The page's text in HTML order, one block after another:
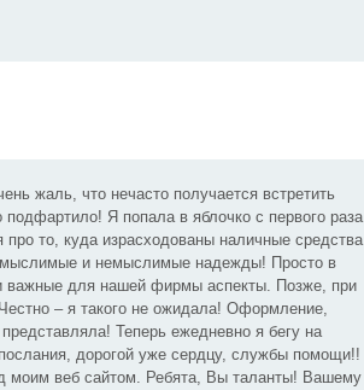
жаль, что нечасто получается встретить
Я попала в яблочко с первого раза
то, куда израсходованы наличные средства
мыслимые и немыслимые надежды! Просто в
важные для нашей фирмы аспекты. Позже, при
– я такого не ожидала! Оформление,
Теперь ежедневно я бегу на
дорогой уже сердцу, службы помощи!!
моим веб сайтом. Ребята, Вы таланты! Вашему